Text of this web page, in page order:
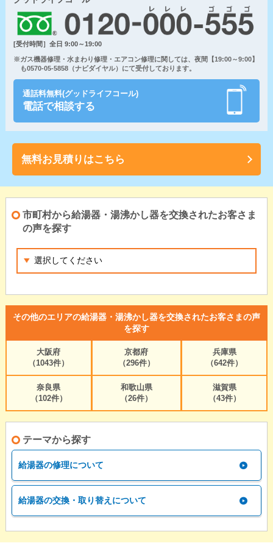
[受付時間］全日 9:00～19:00
※ガス機器修理・水まわり修理・エアコン修理に関しては、夜間【19:00～9:00】
も0570-05-5858（ナビダイヤル）にて受付しております。
通話料無料(グッドライフコール)
電話で相談する
無料お見積りはこちら
市町村から給湯器・湯沸かし器を交換されたお客さま
の声を探す
その他のエリアの給湯器・湯沸かし器を交換されたお客さまの声
を探す
大阪府
（1043件）
京都府
（296件）
兵庫県
（642件）
奈良県
（102件）
和歌山県
（26件）
滋賀県
（43件）
テーマから探す
給湯器の修理について
給湯器の交換・取り替えについて